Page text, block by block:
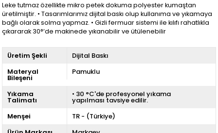
Leke tutmaz özellikte mikro petek dokuma polyester kumaştan
üretilmiştir. • Tasarımlarımız dijital baskı olup kullanıma ve yıkamaya
bağlı olarak solma yapmaz. • Gizli fermuar sistemi ile kılıfı rahatlıkla
çıkararak 30°’de makinede yıkanabilir ve ütülenebilir
Üretim Şekli
Dijital Baskı
Materyal
Bileşeni
Pamuklu
Yıkama
Talimatı
• 30 °C'de profesyonel yıkama
yapılması tavsiye edilir.
Menşei
TR - (Türkiye)